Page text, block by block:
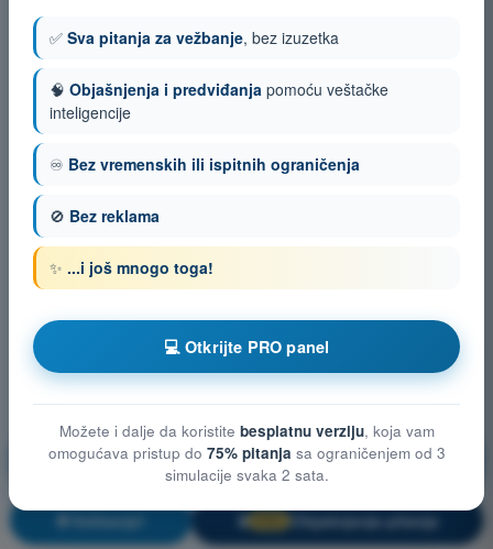
Opšte poznavanje bespilotnih vazduhoplovnih
sistema (UAS)
Vežbanje! 🔒 Objašnjenje pitanja
✅ Sva pitanja za vežbanje, bez izuzetka
🧠 Objašnjenja i predviđanja pomoću veštačke
inteligencije
♾️ Bez vremenskih ili ispitnih ograničenja
🚫 Bez reklama
✨ ...i još mnogo toga!
💻 Otkrijte PRO panel
Možete i dalje da koristite besplatnu verziju, koja vam
omogućava pristup do 75% pitanja sa ograničenjem od 3
simulacije svaka 2 sata.